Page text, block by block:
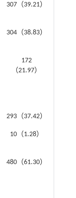
307（39.21）
304（38.83）
172
（21.97）
293（37.42）
10（1.28）
480（61.30）